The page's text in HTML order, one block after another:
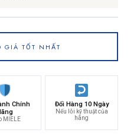
GIÁ TỐT NHẤT
Chính
MIELE
Đổi Hàng 10 Ngày
Nếu lỗi kỹ thuật của
hãng